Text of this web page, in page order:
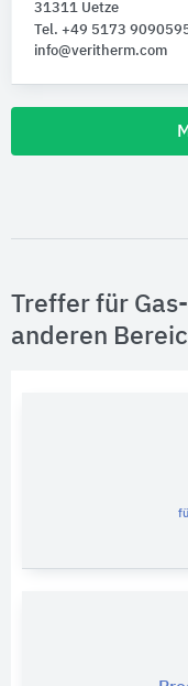
31311 Uetze
Tel. +49 5173
info@veritherm.com
Treffer für
anderen